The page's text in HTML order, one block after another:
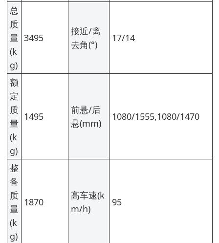
总
质
量
(k
g)
3495
接近/离
去角(°)
17/14
额
定
质
量
(k
g)
1495
前悬/后
悬(mm)
1080/1555,1080/1470
整
备
质
量
(k
g)
1870
高车速(k
m/h)
95